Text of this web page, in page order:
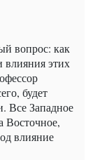
вопрос: как
влияния этих
будет
Все Западное
Восточное,
влияние